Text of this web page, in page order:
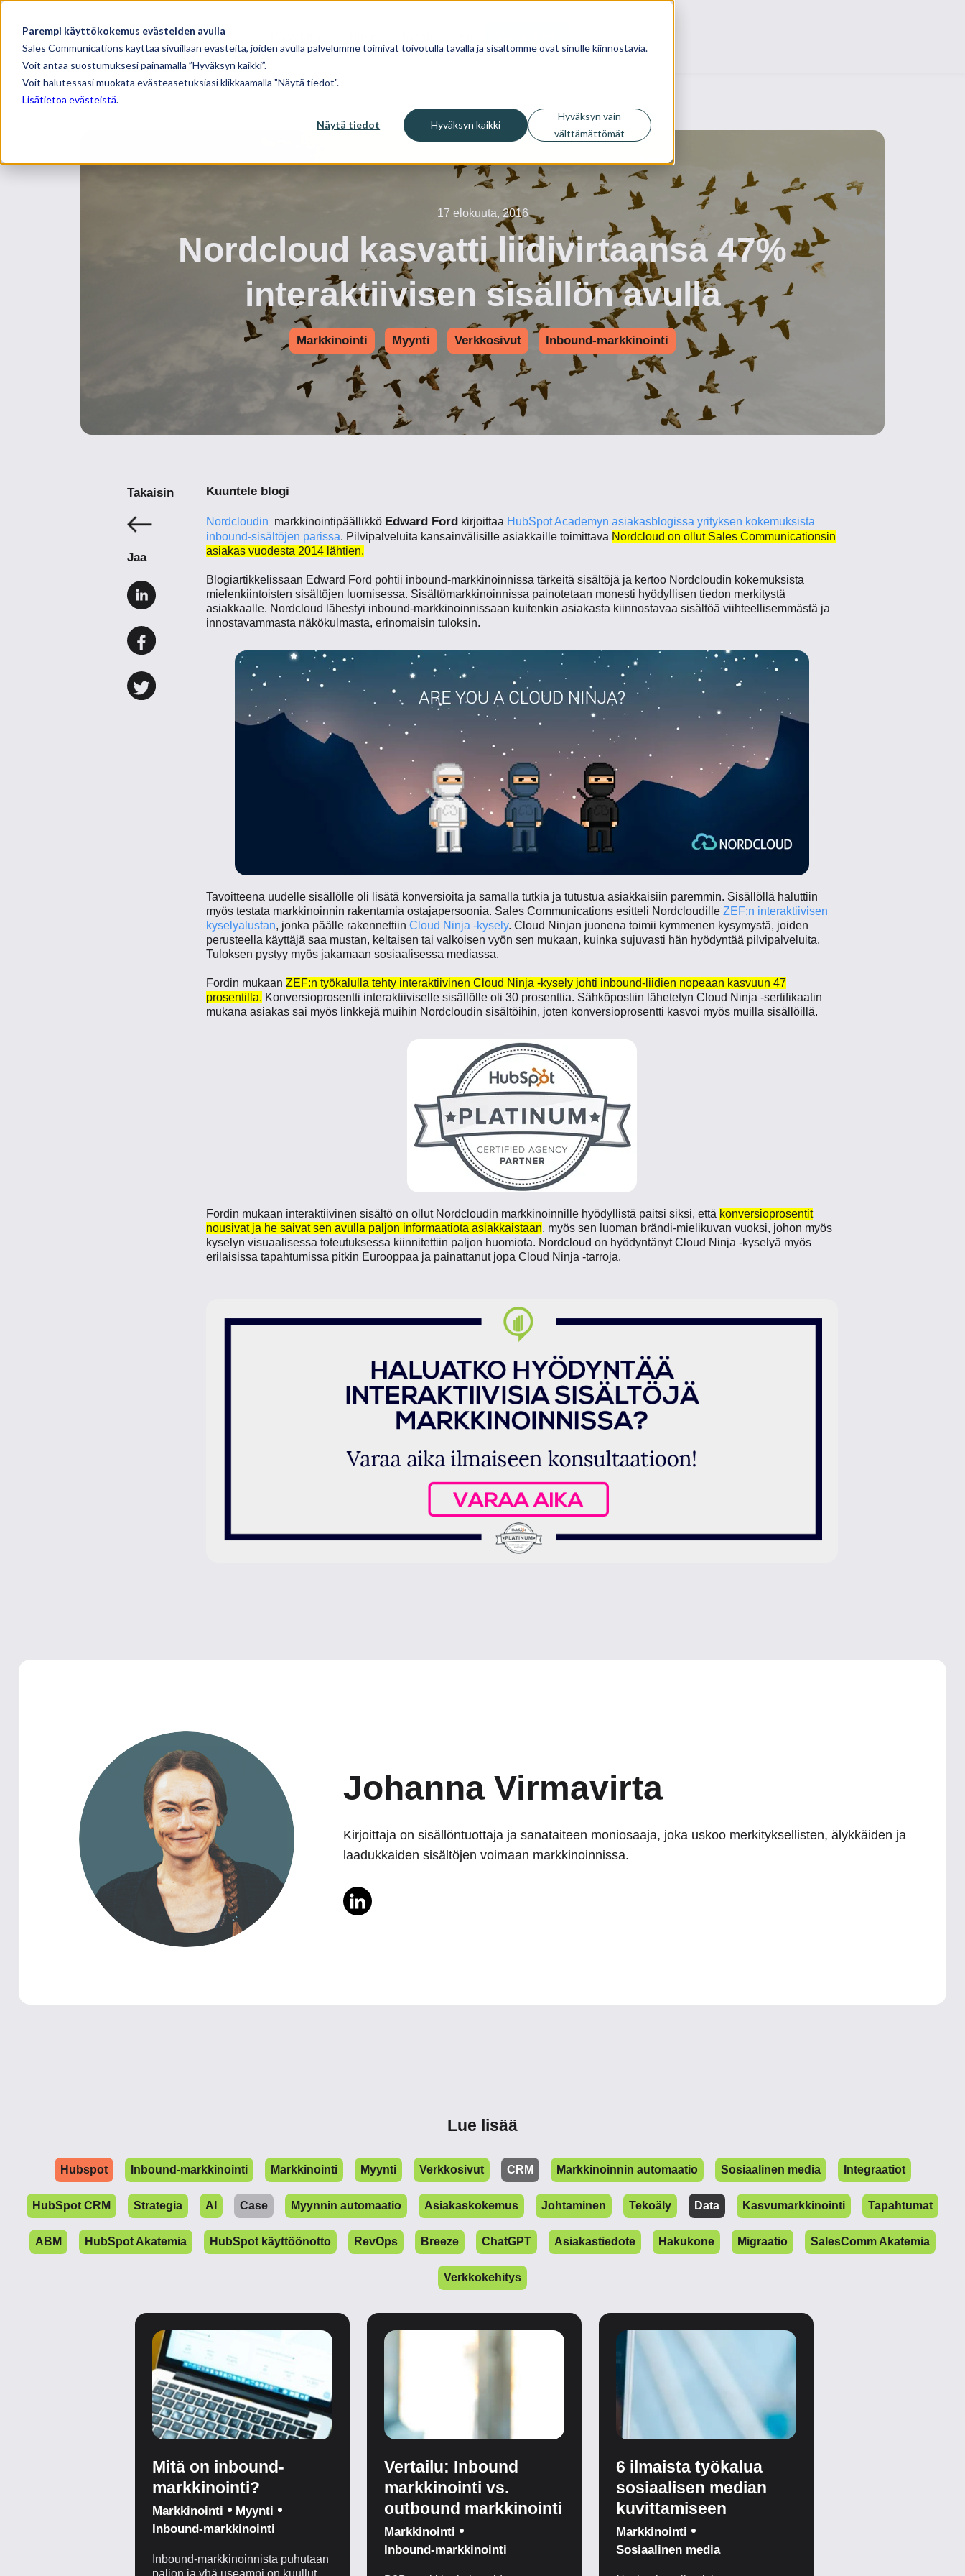
Parempi käyttökokemus evästeiden avulla
Sales Communications käyttää sivuillaan evästeitä, joiden avulla palvelumme toimivat toivotulla tavalla ja sisältömme ovat sinulle kiinnostavia.
Voit antaa suostumuksesi painamalla ”Hyväksyn kaikki”.
Voit halutessasi muokata evästeasetuksiasi klikkaamalla "Näytä tiedot".
Lisätietoa evästeistä.
Näytä tiedot Hyväksyn kaikki
Hyväksyn vain
välttämättömät
17 elokuuta, 2016
Nordcloud kasvatti liidivirtaansa 47%
interaktiivisen sisällön avulla
Markkinointi Myynti Verkkosivut Inbound-markkinointi
Takaisin
Jaa
Kuuntele blogi
Nordcloudin markkinointipäällikkö Edward Ford kirjoittaa HubSpot Academyn asiakasblogissa yrityksen kokemuksista
inbound-sisältöjen parissa. Pilvipalveluita kansainvälisille asiakkaille toimittava Nordcloud on ollut Sales Communicationsin
asiakas vuodesta 2014 lähtien.
Blogiartikkelissaan Edward Ford pohtii inbound-markkinoinnissa tärkeitä sisältöjä ja kertoo Nordcloudin kokemuksista
mielenkiintoisten sisältöjen luomisessa. Sisältömarkkinoinnissa painotetaan monesti hyödyllisen tiedon merkitystä
asiakkaalle. Nordcloud lähestyi inbound-markkinoinnissaan kuitenkin asiakasta kiinnostavaa sisältöä viihteellisemmästä ja
innostavammasta näkökulmasta, erinomaisin tuloksin.
Tavoitteena uudelle sisällölle oli lisätä konversioita ja samalla tutkia ja tutustua asiakkaisiin paremmin. Sisällöllä haluttiin
myös testata markkinoinnin rakentamia ostajapersoonia. Sales Communications esitteli Nordcloudille ZEF:n interaktiivisen
kyselyalustan, jonka päälle rakennettiin Cloud Ninja -kysely. Cloud Ninjan juonena toimii kymmenen kysymystä, joiden
perusteella käyttäjä saa mustan, keltaisen tai valkoisen vyön sen mukaan, kuinka sujuvasti hän hyödyntää pilvipalveluita.
Tuloksen pystyy myös jakamaan sosiaalisessa mediassa.
Fordin mukaan ZEF:n työkalulla tehty interaktiivinen Cloud Ninja -kysely johti inbound-liidien nopeaan kasvuun 47
prosentilla. Konversioprosentti interaktiiviselle sisällölle oli 30 prosenttia. Sähköpostiin lähetetyn Cloud Ninja -sertifikaatin
mukana asiakas sai myös linkkejä muihin Nordcloudin sisältöihin, joten konversioprosentti kasvoi myös muilla sisällöillä.
Fordin mukaan interaktiivinen sisältö on ollut Nordcloudin markkinoinnille hyödyllistä paitsi siksi, että konversioprosentit
nousivat ja he saivat sen avulla paljon informaatiota asiakkaistaan, myös sen luoman brändi-mielikuvan vuoksi, johon myös
kyselyn visuaalisessa toteutuksessa kiinnitettiin paljon huomiota. Nordcloud on hyödyntänyt Cloud Ninja -kyselyä myös
erilaisissa tapahtumissa pitkin Eurooppaa ja painattanut jopa Cloud Ninja -tarroja.
Johanna Virmavirta
Kirjoittaja on sisällöntuottaja ja sanataiteen moniosaaja, joka uskoo merkityksellisten, älykkäiden ja
laadukkaiden sisältöjen voimaan markkinoinnissa.
Lue lisää
Hubspot Inbound-markkinointi Markkinointi Myynti Verkkosivut CRM Markkinoinnin automaatio Sosiaalinen media Integraatiot
HubSpot CRM Strategia AI Case Myynnin automaatio Asiakaskokemus Johtaminen Tekoäly Data Kasvumarkkinointi Tapahtumat
ABM HubSpot Akatemia HubSpot käyttöönotto RevOps Breeze ChatGPT Asiakastiedote Hakukone Migraatio SalesComm Akatemia
Verkkokehitys
Mitä on inbound-
markkinointi?
Markkinointi
Myynti
Inbound-markkinointi
Inbound-markkinoinnista puhutaan
paljon ja yhä useampi on kuullut
Vertailu: Inbound
markkinointi vs.
outbound markkinointi
Markkinointi
Inbound-markkinointi
6 ilmaista työkalua
sosiaalisen median
kuvittamiseen
Markkinointi
Sosiaalinen media